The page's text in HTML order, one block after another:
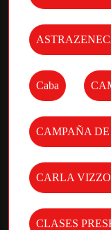
Caba
CAMPAÑA
CARLA
CLASES